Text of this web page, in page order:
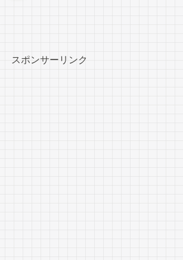
スポンサーリンク